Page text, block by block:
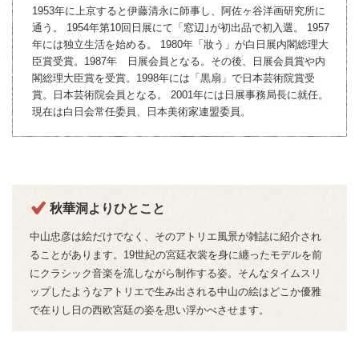
1953年に上京すると伊藤清永に師事し、阿佐ヶ谷洋画研究所に
通う。 1954年第10回日展にて「窓辺｣が初出品で初入選。 1957
年には独立生活を始める。 1980年「妝う」が白日展内閣総理大
臣賞受賞。1987年 日展会員となる。その後、日展会員賞や内
閣総理大臣賞を受賞。1998年には「黒扇」で日本芸術院賞受
賞。日本芸術院会員となる。 2001年には日展事務局長に就任。
現在は白日会常任委員、日本美術家連盟委員。
秋華洞よりひとこと
中山忠彦は絵だけでなく、そのアトリエ風景が雑誌に紹介され
ることがあります。19世紀の宮廷衣裳を身に纏ったモデルを前
にクラシック音楽を流しながら制作する姿。そんなタイムスリ
ップしたようなアトリエで生み出される中山の絵はどこか優雅
で在りし日の西欧宮廷の姿を思い浮かべさせます。